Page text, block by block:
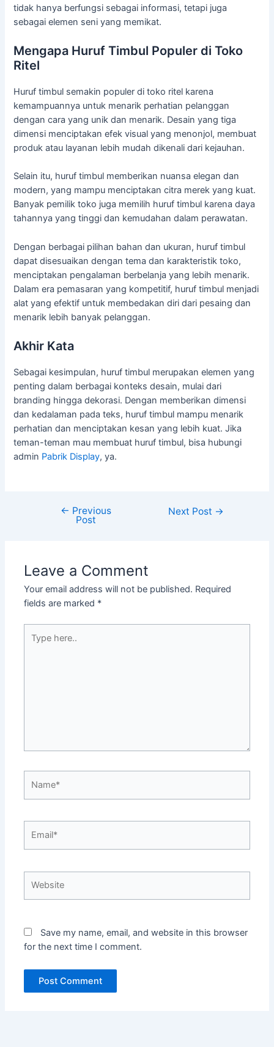
tidak hanya berfungsi sebagai informasi, tetapi juga
sebagai elemen seni yang memikat.
Mengapa Huruf Timbul Populer di Toko
Ritel
Huruf timbul semakin populer di toko ritel karena
kemampuannya untuk menarik perhatian pelanggan
dengan cara yang unik dan menarik. Desain yang tiga
dimensi menciptakan efek visual yang menonjol, membuat
produk atau layanan lebih mudah dikenali dari kejauhan.
Selain itu, huruf timbul memberikan nuansa elegan dan
modern, yang mampu menciptakan citra merek yang kuat.
Banyak pemilik toko juga memilih huruf timbul karena daya
tahannya yang tinggi dan kemudahan dalam perawatan.
Dengan berbagai pilihan bahan dan ukuran, huruf timbul
dapat disesuaikan dengan tema dan karakteristik toko,
menciptakan pengalaman berbelanja yang lebih menarik.
Dalam era pemasaran yang kompetitif, huruf timbul menjadi
alat yang efektif untuk membedakan diri dari pesaing dan
menarik lebih banyak pelanggan.
Akhir Kata
Sebagai kesimpulan, huruf timbul merupakan elemen yang
penting dalam berbagai konteks desain, mulai dari
branding hingga dekorasi. Dengan memberikan dimensi
dan kedalaman pada teks, huruf timbul mampu menarik
perhatian dan menciptakan kesan yang lebih kuat. Jika
teman-teman mau membuat huruf timbul, bisa hubungi
admin Pabrik Display, ya.
← Previous
Post
Next Post →
Leave a Comment
Your email address will not be published. Required
fields are marked *
here..
Save my name, email, and website in this browser
for the next time I comment.